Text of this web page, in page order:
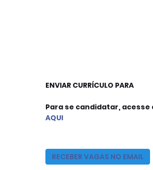
ENVIAR CURRÍCULO PARA
Para se candidatar,
AQUI
RECEBER VAGAS NO EMAIL